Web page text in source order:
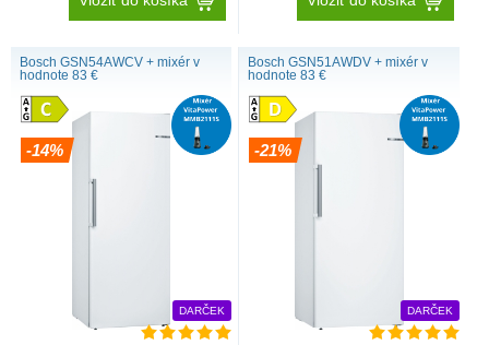
Bosch GSN54AWCV + mixér v
hodnote 83 €
-14%
DARČEK
Bosch GSN51AWDV + mixér v
hodnote 83 €
-21%
DARČEK